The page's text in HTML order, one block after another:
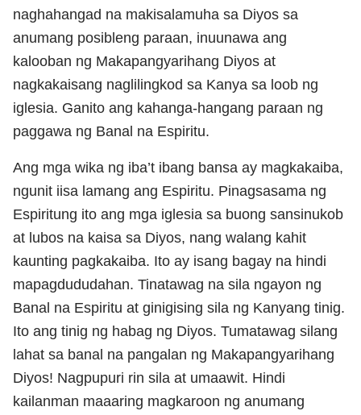
naghahangad na makisalamuha sa Diyos sa
anumang posibleng paraan, inuunawa ang
kalooban ng Makapangyarihang Diyos at
nagkakaisang naglilingkod sa Kanya sa loob ng
iglesia. Ganito ang kahanga-hangang paraan ng
paggawa ng Banal na Espiritu.
Ang mga wika ng iba’t ibang bansa ay magkakaiba,
ngunit iisa lamang ang Espiritu. Pinagsasama ng
Espiritung ito ang mga iglesia sa buong sansinukob
at lubos na kaisa sa Diyos, nang walang kahit
kaunting pagkakaiba. Ito ay isang bagay na hindi
mapagdududahan. Tinatawag na sila ngayon ng
Banal na Espiritu at ginigising sila ng Kanyang tinig.
Ito ang tinig ng habag ng Diyos. Tumatawag silang
lahat sa banal na pangalan ng Makapangyarihang
Diyos! Nagpupuri rin sila at umaawit. Hindi
kailanman maaaring magkaroon ng anumang